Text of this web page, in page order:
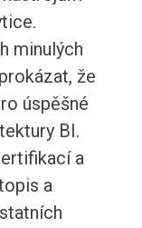
minulých
že
úspěšné
BI.
a
a